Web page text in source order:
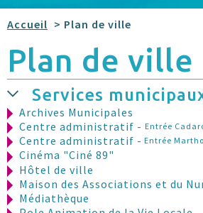
Accueil > Plan de ville
Plan de ville
Services
Archives Municipales
Centre administratif - Entrée
Centre administratif - Entrée
Cinéma "Ciné 89"
Hôtel de ville
Maison des Associations et du
Médiathèque